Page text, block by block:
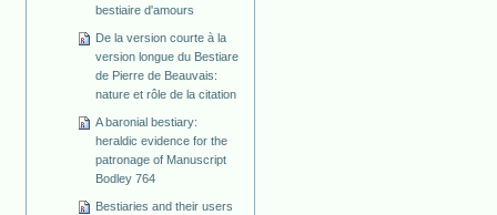
bestiaire d'amours
De la version courte à la
version longue du Bestiare
de Pierre de Beauvais:
nature et rôle de la citation
A baronial bestiary:
heraldic evidence for the
patronage of Manuscript
Bodley 764
Bestiaries and their users